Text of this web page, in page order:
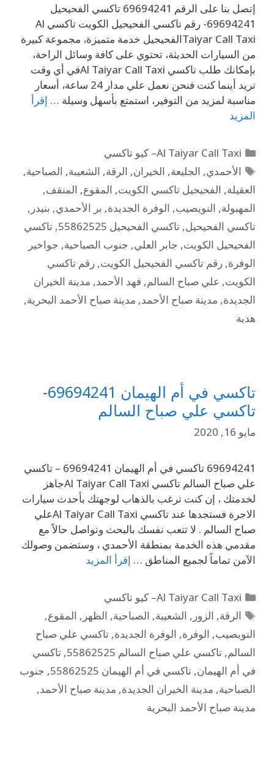
إتصل بنا على الرقم 69694241 تاكسي الفحيحيل
69694241- رقم تاكسي الفحيحيل الكويت تاكسي Al
Taiyar Call Taxiالفحيحيل خدمة متميزة، مجموعة كبيرة
من السيارات الحديثة، تحتوي على كافة وسائل الراحة،
بإمكانك طلب تاكسي Al Taiyar Call Taxiفي أي وقت
تريد أينما كنت فنحن نعمل علي مدار 24 ساعة، أسعار
مناسبة لمزيد من التوفير، استمتع بأسهل وسيلة … إقرأ
المزيد
Al Taiyar Call Taxi– كيو تاكسي
الأحمدي, الجليعة, الخيران, الرقة, الشعيبة, الصباحية,
العقيلة, الفحيحيل تاكسي الكويت, المقوع, المنقف,
المهبولة, النويصيب, الوفرة الجديدة, بر الأحمدي, بنيدر ,
تاكسي الفحيحيل, تاكسي الفحيحيل 55862525 , تاكسي
الفحيحيل الكويت, جابر العلي, جنوب الصباحية, جواخير
الوفرة, رقم تاكسي الفحيحيل الكويت, رقم تاكسي
الكويت, علي صباح السالم, فهد الأحمد, مدينة الخيران
الجديدة, مدينة صباح الأحمد, مدينة صباح الأحمد البحرية,
هدية
تاكسي في أم الهيمان 69694241-
تاكسي علي صباح السالم
مايو 16, 2020
69694241 تاكسي في أم الهيمان 69694241 – تاكسي
علي صباح السالم تاكسي Al Taiyar Call Taxiجاهز
لخدمتك ، إن كنت ترغب بالذهاب لوجهتك بأحدث سيارات
الاجرة فستجدها عند تاكسي Al Taiyar Call Taxiعلي
صباح السالم . لا تتعب نفسك بالبحث وتواصل حالاً مع
مقدمي هذه الخدمة بمنطقة الأحمدي ، وستضمن وصولك
الآمن تماماً لجميع المناطق … إقرأ المزيد
Al Taiyar Call Taxi– كيو تاكسي
الرقة, الزور , الشعيبة, الصباحية, الظهر , المقوع,
النويصيب, الوفرة, الوفرة الجديدة, تاكسي علي صباح
السالم, تاكسي علي صباح السالم 55862525 , تاكسي
في أم الهيمان, تاكسي في أم الهيمان 55862525 , جنوب
الصباحية, مدينة الخيران الجديدة, مدينة صباح الأحمد,
مدينة صباح الأحمد البحرية